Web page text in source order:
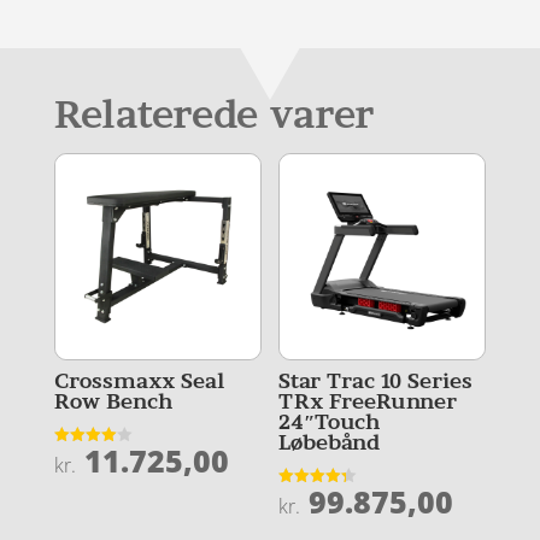
Relaterede varer
Crossmaxx Seal
Row Bench
Vurderet
4
kr. 11.725,00
Star Trac 10 Series
TRx FreeRunner
24″Touch
Løbebånd
Vurderet
4.3
kr. 99.875,00